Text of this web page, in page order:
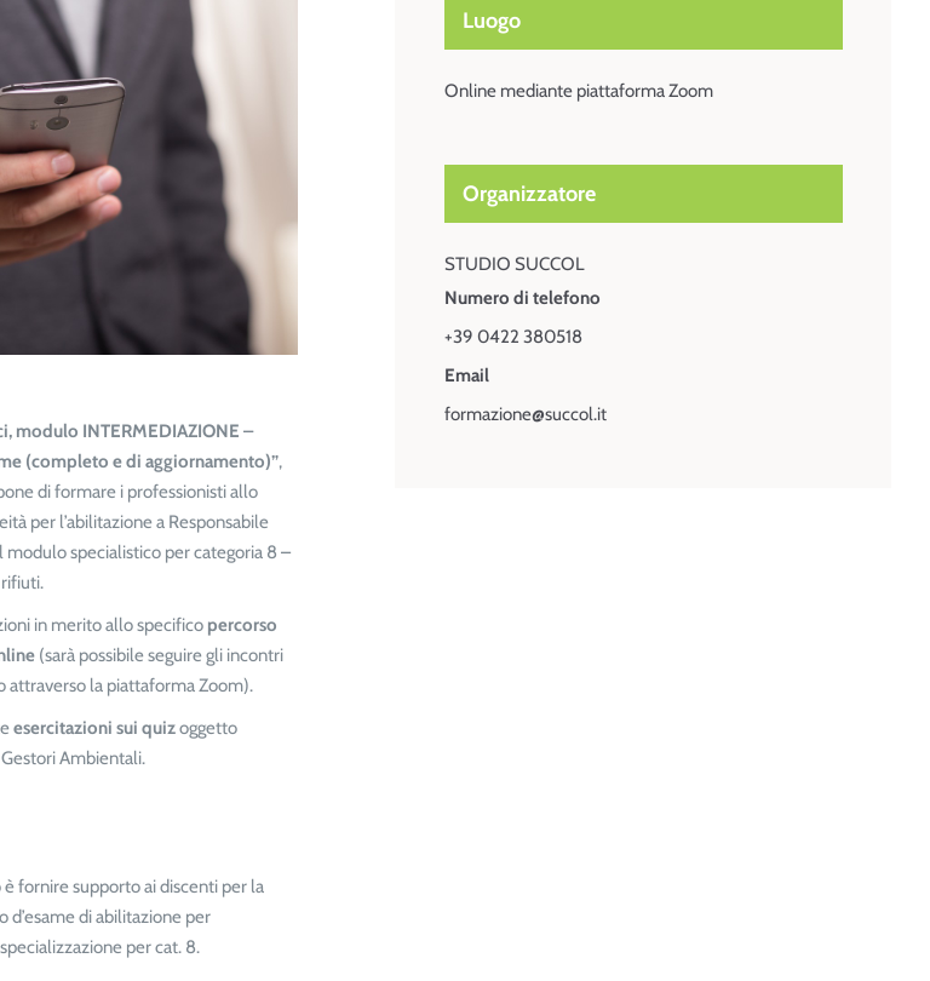
modulo INTERMEDIAZIONE –
(completo e di aggiornamento)”,
di formare i professionisti allo
per l’abilitazione a Responsabile
specialistico per categoria 8 –
in merito allo specifico percorso
(sarà possibile seguire gli incontri
attraverso la piattaforma Zoom).
esercitazioni sui quizoggetto
Ambientali.
fornire supporto ai discenti per la
di abilitazione per
per cat. 8.
Luogo
Online mediante piattaforma Zoom
Organizzatore
STUDIO SUCCOL
Numero di telefono
+39 0422 380518
Email
formazione@succol.it